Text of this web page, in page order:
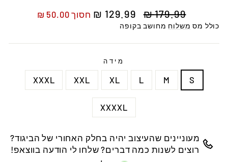
מחיר
רגיל
179.99 ₪
מחיר
מבצע
129.99 ₪ חסוך 50.00 ₪
כולל מס משלוח מחושב בקופה
מידה
S
M
L
XL
XXL
XXXL
XXXXL
מעוניינים שהעיצוב יהיה בחלק האחורי של הביגוד?
רוצים לשנות כמה דברים? שלחו לי הודעה בווצאפ!